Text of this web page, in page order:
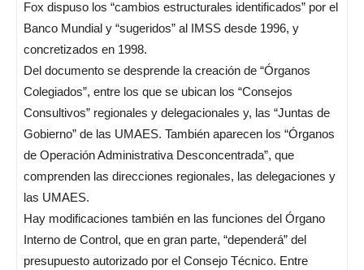
Fox dispuso los “cambios estructurales identificados” por el
Banco Mundial y “sugeridos” al IMSS desde 1996, y
concretizados en 1998.
Del documento se desprende la creación de “Órganos
Colegiados”, entre los que se ubican los “Consejos
Consultivos” regionales y delegacionales y, las “Juntas de
Gobierno” de las UMAES. También aparecen los “Órganos
de Operación Administrativa Desconcentrada”, que
comprenden las direcciones regionales, las delegaciones y
las UMAES.
Hay modificaciones también en las funciones del Órgano
Interno de Control, que en gran parte, “dependerá” del
presupuesto autorizado por el Consejo Técnico. Entre